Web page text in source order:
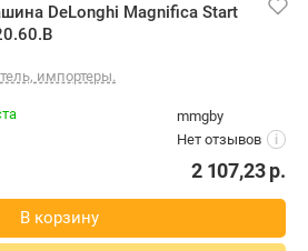
DeLonghi Magnifica Start
импортеры.
mmgby
Нет отзывов
i
2 107,23р.
В корзину